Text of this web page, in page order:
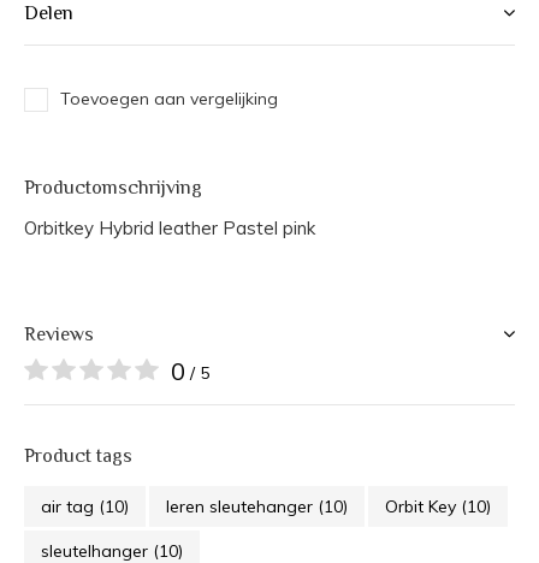
Delen
Toevoegen aan vergelijking
Productomschrijving
Orbitkey Hybrid leather Pastel pink
Reviews
0 / 5
Product tags
air tag (10) leren sleutehanger (10) Orbit Key (10)
sleutelhanger (10)